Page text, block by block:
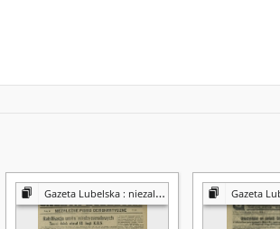
Gazeta Lubelska : niezależny organ demokratyczny Gazeta Lubelska :